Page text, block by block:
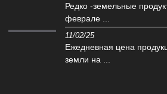
Редко -земельные
феврале ...
11/02/25
Ежедневная цена
земли на ...